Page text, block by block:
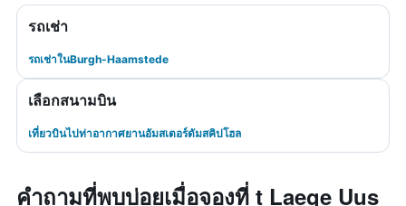
รถเช่า
รถเช่าในBurgh-Haamstede
เลือกสนามบิน
เที่ยวบินไปท่าอากาศยานอัมสเตอร์ดัมสคิปโฮล
คำถามที่พบบ่อยเมื่อจองที่ t Laege Uus